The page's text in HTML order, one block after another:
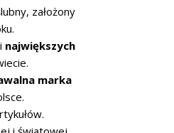
założony
i największych
marka